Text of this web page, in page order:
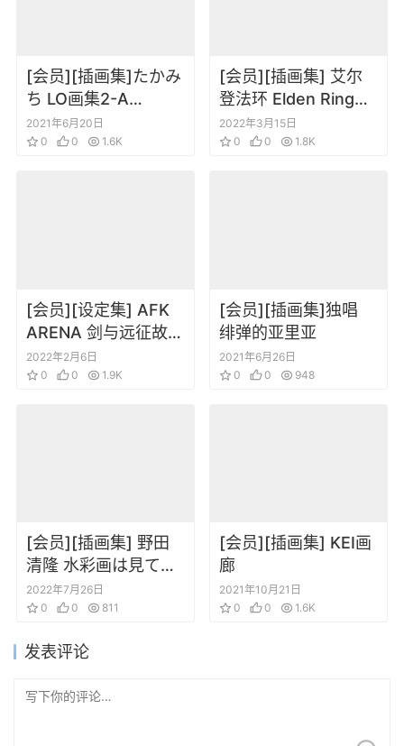
[会员][插画集]たかみ
ち LO画集2-A
TAKAMICHI LO-fi
WORKS
2021年6月20日
0
0 1.6K
[会员][插画集] 艾尔
登法环 Elden Ring
Digital Mini Artbook
2022年3月15日
0
0 1.8K
[会员][设定集] AFK
ARENA 剑与远征故事
人物美术设定集
2022年2月6日
0
0 1.9K
[会员][插画集]独唱
绯弹的亚里亚
2021年6月26日
0
0 948
[会员][插画集] 野田
清隆 水彩画は見てい
るだけで幸せです 心
癒す
2022年7月26日
0
0 811
[会员][插画集] KEI画
廊
2021年10月21日
0
0 1.6K
发表评论